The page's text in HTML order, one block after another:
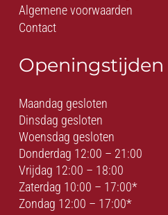
Algemene voorwaarden
Contact
Openingstijden
Maandag gesloten
Dinsdag gesloten
Woensdag gesloten
Donderdag 12:00 – 21:00
Vrijdag 12:00 – 18:00
Zaterdag 10:00 – 17:00*
Zondag 12:00 – 17:00*